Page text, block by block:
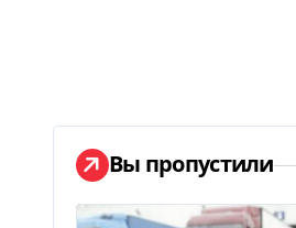
Вы пропустили